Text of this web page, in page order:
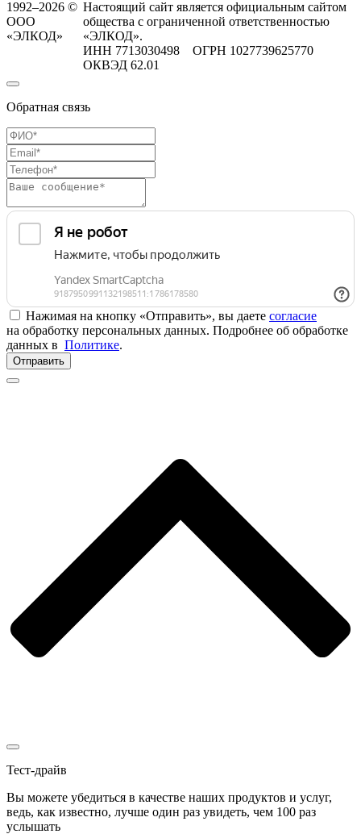
1992–2026 ©
ООО
«ЭЛКОД»
Настоящий сайт является официальным сайтом
общества с ограниченной ответственностью
«ЭЛКОД».
ИНН 7713030498 ОГРН 1027739625770
ОКВЭД 62.01
Обратная связь
Нажимая на кнопку «Отправить», вы даете согласие
на обработку персональных данных. Подробнее об обработке
данных в Политике.
Отправить
Тест-драйв
Вы можете убедиться в качестве наших продуктов и услуг,
ведь, как известно, лучше один раз увидеть, чем 100 раз
услышать